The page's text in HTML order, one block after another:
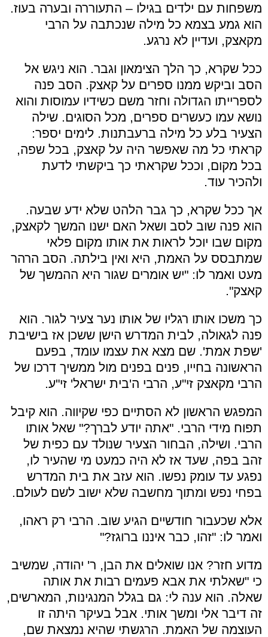
משפחות עם ילדים בגילו – התעוררה ובערה בעוז.
הוא גמע בצמא כל מילה שנכתבה על הרבי
מקאצק, ועדיין לא נרגע.
ככל שקרא, כך הלך הצימאון וגבר. הוא ניגש אל
הסב וביקש ממנו ספרים על קאצק. הסב פנה
לספרייתו הגדולה וחזר משם כשידיו עמוסות והוא
נושא עמו כעשרים ספרים, מכל הסוגים. שילה
הצעיר בלע כל מילה ברעבתנות. לימים יספר:
קראתי כל מה שאפשר היה על קאצק, בכל שפה,
בכל מקום, וככל שקראתי כך ביקשתי לדעת
ולהכיר עוד.
אך ככל שקרא, כך גבר הלהט שלא ידע שבעה.
הוא פנה שוב לסב ושאל האם ישנו המשך לקאצק,
מקום שבו יוכל לראות את אותו מקום פלאי
שמתבסס על האמת, היא ואין בילתה. הסב הרהר
מעט ואמר לו: "יש אומרים שגור היא ההמשך של
קאצק".
כך משכו אותו רגליו של אותו נער צעיר לגור. הוא
פנה לגאולה, לבית המדרש הישן ששכן אז בישיבת
'שפת אמת'. שם מצא את עצמו עומד, בפעם
הראשונה בחייו, פנים בפנים מול ממשיך דרכו של
הרבי מקאצק זי"ע, הרבי ה'בית ישראל' זי"ע.
המפגש הראשון לא הסתיים כפי שקיווה. הוא קיבל
תפוח מידי הרבי. "אתה יודע לברך?" שאל אותו
הרבי. ושילה, הבחור הצעיר שנולד עם כפית של
זהב בפה, שעד אז לא היה כמעט מי שהעיר לו,
נפגע עד עומק נפשו. הוא עזב את בית המדרש
בפחי נפש ומתוך מחשבה שלא ישוב לשם לעולם.
אלא שכעבור חודשיים הגיע שוב. הרבי רק ראהו,
ואמר לו: "זהו, כבר איננו ברוגז?"
מדוע חזר? אנו שואלים את הבן, ר' יהודה, שמשיב
כי "שאלתי את אבא פעמים רבות את אותה
שאלה. הוא ענה לי: גם בגלל המנגינות, המארשים,
זה דיבר אלי ומשך אותי. אבל בעיקר היתה זו
העוצמה של האמת. הרגשתי שהיא נמצאת שם,